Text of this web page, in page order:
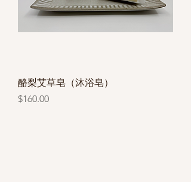
酪梨艾草皂（沐浴皂）
價格
$160.00